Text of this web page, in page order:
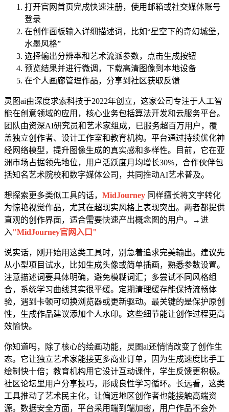
打开官网首页完成快速注册，使用邮箱或社交媒体账号
登录
在创作面板输入详细描述词，比如“星空下的奇幻城堡，
水墨风格”
选择输出分辨率和艺术流派参数，点击生成按钮
预览结果并进行微调，下载高清图像到本地设备
在个人画廊管理作品，分享到社区获取反馈
灵图ai由深度求索科技于2022年创立，这家公司专注于人工智
能在创意领域的应用，核心业务包括算法开发和云服务平台。
团队由资深AI研究员和艺术家组成，已服务超百万用户，覆
盖独立创作者、设计工作室和教育机构。平台通过持续优化神
经网络模型，提升图像生成的真实感和多样性。目前，它在亚
洲市场占据领先地位，用户活跃度月均增长30%，合作伙伴包
括知名艺术院校和数字媒体公司，共同推动AI艺术普及。
想探索更多类似工具的话， MidJourney 同样擅长将文字转化
为惊艳视觉作品，尤其在超现实风格上表现突出。两者都提供
直观的创作界面，适合需要快速产出概念图的用户。→进
入"MidJourney官网入口"
说实话，刚开始用这类工具时，别急着追求完美输出。建议先
从小型项目试水，比如生成头像或简单插画，熟悉参数设置。
注意描述词要具体明确，避免模糊词汇；多尝试不同风格组
合，系统学习曲线其实很平缓。定期清理缓存能保持流畅体
验，遇到卡顿可切换浏览器或更新驱动。最关键的是保护原创
性，生成作品建议添加个人水印。这些细节能让创作过程更高
效愉快。
你知道吗，除了核心的绘画功能，灵图ai还悄悄改变了创作生
态。它让独立艺术家能接更多商业订单，因为生成速度比手工
绘制快十倍；教育机构用它设计互动课件，学生反馈更积极。
社区论坛里用户分享技巧，形成良性学习循环。长远看，这类
工具推动了艺术民主化，让偏远地区创作者也能接触高端资
源。数据安全方面，平台采用端到端加密，用户作品不会外